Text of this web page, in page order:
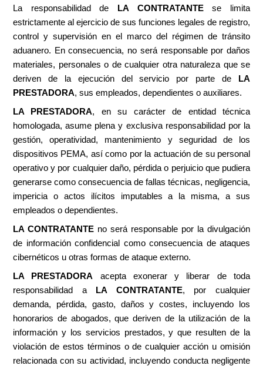
La responsabilidad de LA CONTRATANTEse limita
estrictamente al ejercicio de sus funciones legales de registro,
control y supervisión en el marco del régimen de tránsito
aduanero. En consecuencia, no será responsable por daños
materiales, personales o de cualquier otra naturaleza que se
deriven de la ejecución del servicio por parte de
LA
PRESTADORA, sus empleados, dependientes o auxiliares.
LA PRESTADORA, en su carácter de entidad técnica
homologada, asume plena y exclusiva responsabilidad por la
gestión, operatividad, mantenimiento y seguridad de los
dispositivos PEMA, así como por la actuación de su personal
operativo y por cualquier daño, pérdida o perjuicio que pudiera
generarse como consecuencia de fallas técnicas, negligencia,
impericia o actos ilícitos imputables a la misma, a sus
empleados o dependientes.
LA CONTRATANTE no será responsable por la divulgación
de información confidencial como consecuencia de ataques
cibernéticos u otras formas de ataque externo.
LA PRESTADORA acepta exonerar y liberar de toda
responsabilidad a
LA CONTRATANTE, por cualquier
demanda, pérdida, gasto, daños y costes, incluyendo los
honorarios de abogados, que deriven de la utilización de la
información y los servicios prestados, y que resulten de la
violación de estos términos o de cualquier acción u omisión
relacionada con su actividad, incluyendo conducta negligente